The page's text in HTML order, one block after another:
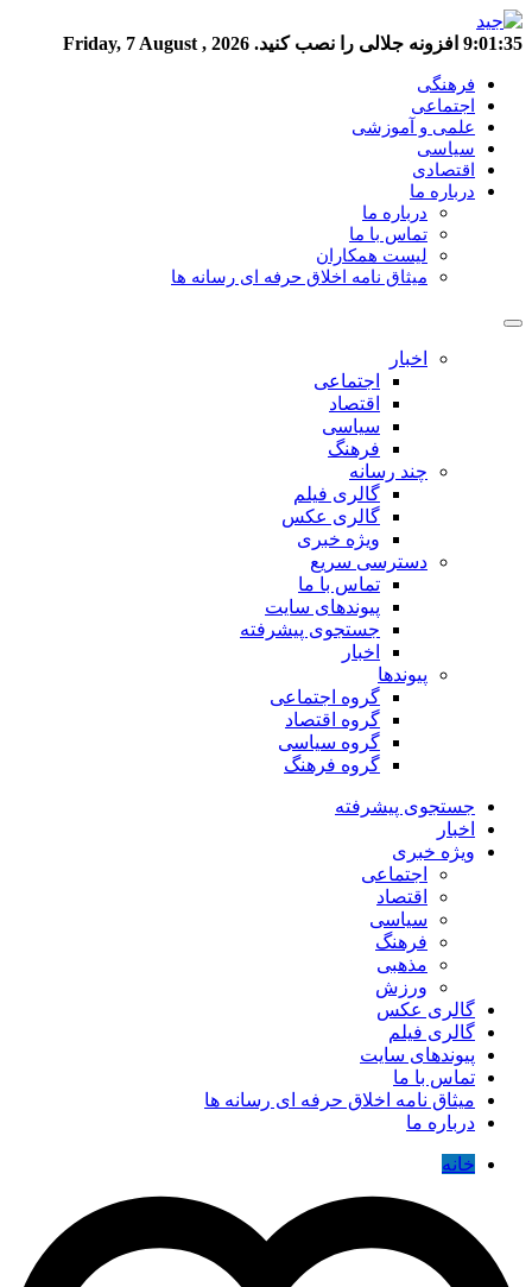
9:01:36 افزونه جلالی را نصب کنید. Friday, 7 August , 2026
فرهنگی
اجتماعی
علمی و آموزشی
سیاسی
اقتصادی
درباره ما
درباره ما
تماس با ما
لیست همکاران
میثاق نامه اخلاق حرفه ای رسانه ها
اخبار
اجتماعی
اقتصاد
سیاسی
فرهنگ
چند رسانه
گالری فیلم
گالری عکس
ویژه خبری
دسترسی سریع
تماس با ما
پیوندهای سایت
جستجوی پیشرفته
اخبار
پیوندها
گروه اجتماعی
گروه اقتصاد
گروه سیاسی
گروه فرهنگ
جستجوی پیشرفته
اخبار
ویژه خبری
اجتماعی
اقتصاد
سیاسی
فرهنگ
مذهبی
ورزش
گالری عکس
گالری فیلم
پیوندهای سایت
تماس با ما
میثاق نامه اخلاق حرفه ای رسانه ها
درباره ما
خانه